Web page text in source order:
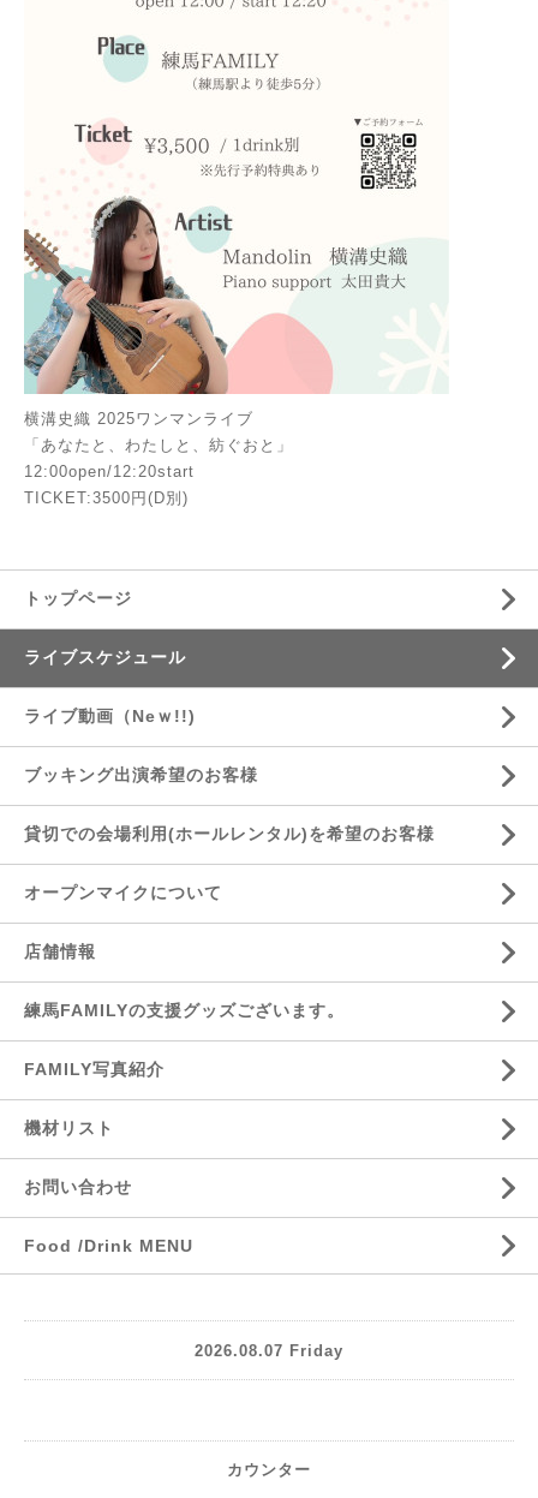
横溝史織 2025ワンマンライブ
「あなたと、わたしと、紡ぐおと」
12:00open/12:20start
TICKET:3500円(D別)
トップページ
ライブスケジュール
ライブ動画（Neｗ!!)
ブッキング出演希望のお客様
貸切での会場利用(ホールレンタル)を希望のお客様
オープンマイクについて
店舗情報
練馬FAMILYの支援グッズございます。
FAMILY写真紹介
機材リスト
お問い合わせ
Food /Drink MENU
2026.08.07 Friday
カウンター